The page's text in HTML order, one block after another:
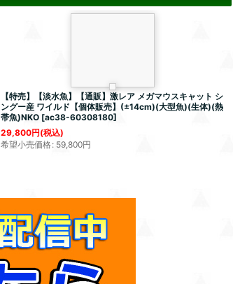
【特売】【淡水魚】【通販】激レア メガマウスキャット シ
ングー産 ワイルド【個体販売】(±14cm)(大型魚)(生体)(熱
帯魚)NKO [ac38-60308180]
29,800円(税込)
希望小売価格: 59,800円